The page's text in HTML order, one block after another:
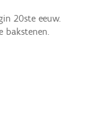
20ste eeuw.
bakstenen.